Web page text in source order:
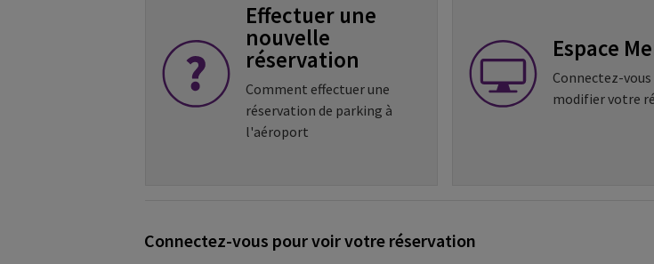
Effectuer une
nouvelle
réservation
Comment effectuer une
réservation de parking à
l'aéroport
Espace
Connectez-
modifier votre
Connectez-vous pour voir votre réservation